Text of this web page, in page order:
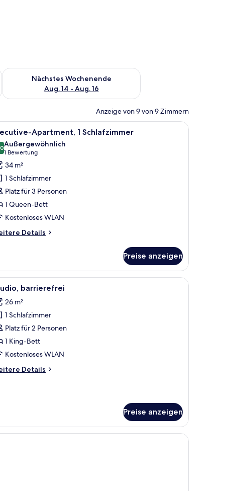
Aug. 7 - Aug. 9.
Nächstes Wochenende
Aug. 14 - Aug. 16
Überprüfe die Verfügbarkeit für nächstes Wochenende, Aug.
Anzeige von 9 von 9 Zimmern
einem flachbildfernseher an der Wand, einem Schreibtisch mit Stuhl und
Ein modernes Hotelzimmer mit einem
6 Apartment, 1 Schlafzimmer
von 10
Außergewöhnlich
1 Bewertung
(1
Bewertung)
34 m²
1 Schlafzimmer
Platz für 3 Personen
1 Queen-Bett
Kostenloses WLAN
Details
Preise anzeigen
Vorhängen.Nachttischen und Wandlampen.Ein modernes Hotelzimmer mit einem
5 barrierefrei
26 m²
1 Schlafzimmer
Platz für 2 Personen
1 King-Bett
Kostenloses WLAN
Details
Preise anzeigen